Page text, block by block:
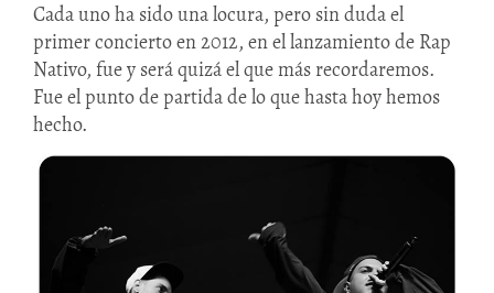
Cada uno ha sido una locura, pero sin duda el
primer concierto en 2012, en el lanzamiento de Rap
Nativo, fue y será quizá el que más recordaremos.
Fue el punto de partida de lo que hasta hoy hemos
hecho.